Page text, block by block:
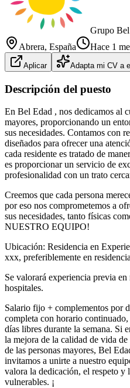
Grupo
Abrera, España Hace 1
Aplicar Adapta mi CV a
Descripción del puesto
En Bel Edad , nos dedicamos al
mayores, proporcionando un
sus necesidades. Contamos con
diseñados para ofrecer una
cada residente es tratado de
es proporcionar un servicio de
profesionalidad con un trato
Creemos que cada persona
por eso nos comprometemos a
sus necesidades, tanto físicas
NUESTRO EQUIPO!
Ubicación: Residencia en
xxx, preferiblemente en
Se valorará experiencia previa
hospitales.
Salario fijo + complementos por
completa con horario
días libres durante la semana. Si
la mejora de la calidad de vida
de las personas mayores, Bel
invitamos a unirte a nuestro
valora la dedicación, el respeto y
vulnerables. ¡